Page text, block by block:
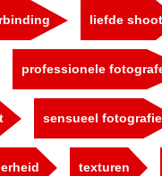
liefde shoot
professionele
sensueel fotografie
texturen